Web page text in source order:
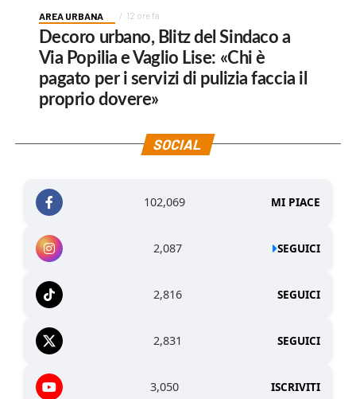
AREA URBANA 12 ore fa
Decoro urbano, Blitz del Sindaco a
Via Popilia e Vaglio Lise: «Chi è
pagato per i servizi di pulizia faccia il
proprio dovere»
SOCIAL
102,069 MI PIACE
2,087 SEGUICI
2,816 SEGUICI
2,831 SEGUICI
3,050 ISCRIVITI